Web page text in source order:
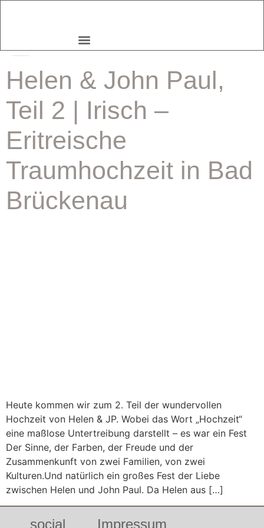
Helen & John Paul,
Teil 2 | Irisch –
Eritreische
Traumhochzeit in Bad
Brückenau
Heute kommen wir zum 2. Teil der wundervollen
Hochzeit von Helen & JP. Wobei das Wort „Hochzeit“
eine maßlose Untertreibung darstellt – es war ein Fest
Der Sinne, der Farben, der Freude und der
Zusammenkunft von zwei Familien, von zwei
Kulturen.Und natürlich ein großes Fest der Liebe
zwischen Helen und John Paul. Da Helen aus […]
social Impressum